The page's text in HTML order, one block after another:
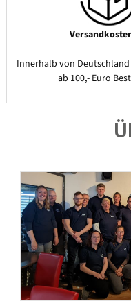
Innerhalb von
ab 100,- Euro